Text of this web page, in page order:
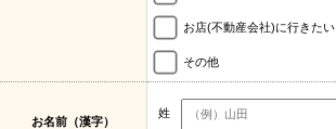
お店(不動産会社)に行きたい
その他
お名前（漢字）
姓